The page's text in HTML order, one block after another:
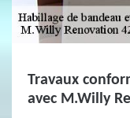
Travaux
avec M.Willy